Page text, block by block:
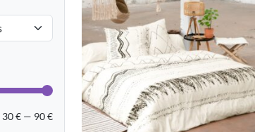
Precio
Precio
30 € — 90 €